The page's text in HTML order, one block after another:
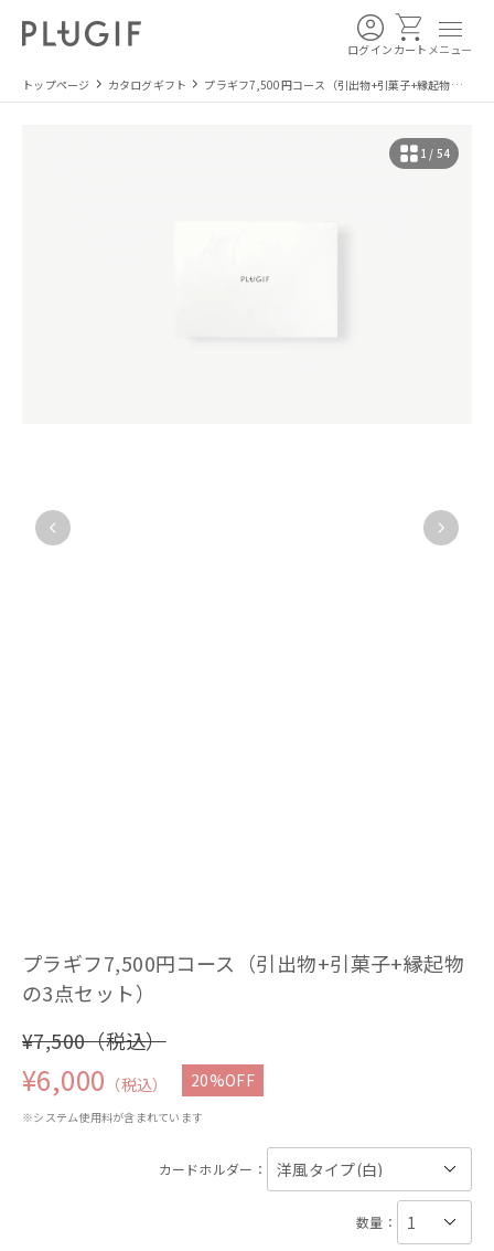
ログイン カート メニュー
トップページ カタログギフト
プラギフ7,500円コース（引出物+引菓子+縁起物の3
点セット）
1 / 54
プラギフ7,500円コース（引出物+引菓子+縁起物
の3点セット）
¥7,500（税込）
¥6,000 （税込） 20%OFF
※システム使用料が含まれています
カードホルダー：
数量：